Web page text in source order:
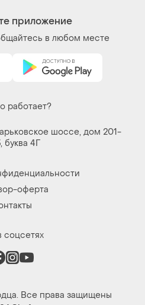
приложение
в любом месте
работает?
шоссе, дом 201-
буква 4Г
оферта
соцсетях
Все права защищены